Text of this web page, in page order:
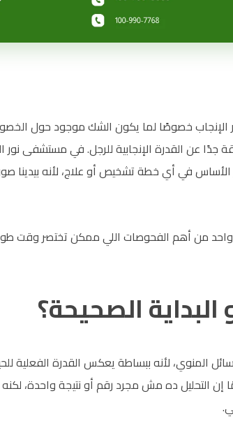
الإنجاب خصوصًا لما يكون الشك موجود حول
عن القدرة الإنجابية للرجل. في مستشفى نور
في أي خطة تشخيص أو علاج، لأنه بيدينا
إنه واحد من أهم الفحوصات اللي ممكن تختصر وقت
الصحيحة؟
المنوي، لأنه ببساطة يعكس القدرة الفعلية
إن التحليل ده مش مجرد رقم أو نتيجة واحدة، لكنه